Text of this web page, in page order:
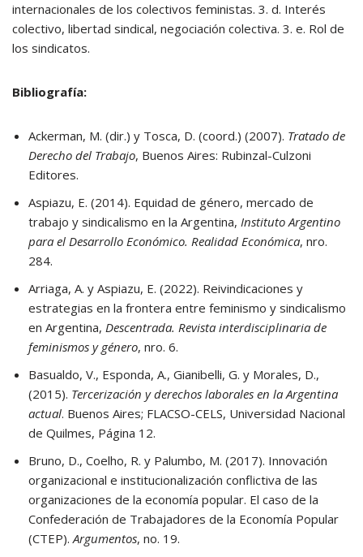
internacionales de los colectivos feministas. 3. d. Interés
colectivo, libertad sindical, negociación colectiva. 3. e. Rol de
los sindicatos.
Bibliografía:
Ackerman, M. (dir.) y Tosca, D. (coord.) (2007). Tratado de
Derecho del Trabajo, Buenos Aires: Rubinzal-Culzoni
Editores.
Aspiazu, E. (2014). Equidad de género, mercado de
trabajo y sindicalismo en la Argentina, Instituto Argentino
para el Desarrollo Económico. Realidad Económica, nro.
284.
Arriaga, A. y Aspiazu, E. (2022). Reivindicaciones y
estrategias en la frontera entre feminismo y sindicalismo
en Argentina, Descentrada. Revista interdisciplinaria de
feminismos y género, nro. 6.
Basualdo, V., Esponda, A., Gianibelli, G. y Morales, D.,
(2015). Tercerización y derechos laborales en la Argentina
actual. Buenos Aires; FLACSO-CELS, Universidad Nacional
de Quilmes, Página 12.
Bruno, D., Coelho, R. y Palumbo, M. (2017). Innovación
organizacional e institucionalización conflictiva de las
organizaciones de la economía popular. El caso de la
Confederación de Trabajadores de la Economía Popular
(CTEP).Argumentos, no. 19.